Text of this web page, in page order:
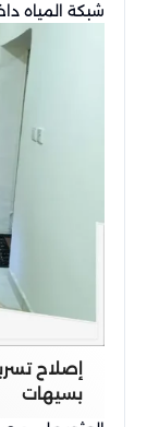
شبكة المياه
إصلاح
بسيهات